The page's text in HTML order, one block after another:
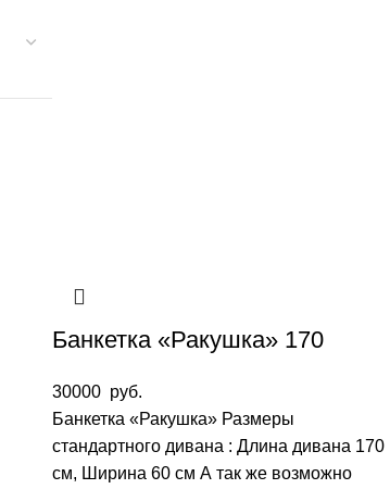
Банкетка «Ракушка» 170
30000 руб.
Банкетка «Ракушка» Размеры
стандартного дивана : Длина дивана 170
см, Ширина 60 см А так же возможно